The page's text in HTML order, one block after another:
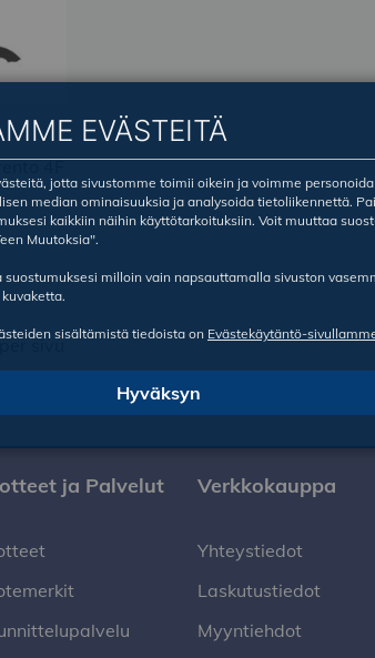
4F
sivu
ja Palvelut Verkkokauppa
Yhteystiedot
Laskutustiedot
Myyntiehdot
EVÄSTEITÄ
jotta sivustomme toimii oikein ja voimme
median ominaisuuksia ja analysoida tietoliikennettä.
kaikkiin näihin käyttötarkoituksiin. Voit muuttaa
Muutoksia".
suostumuksesi milloin vain napsauttamalla sivuston
sisältämistä tiedoista on Evästekäytäntö-
Hyväksyn